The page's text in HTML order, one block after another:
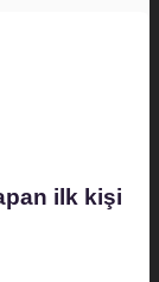
ilk kişi